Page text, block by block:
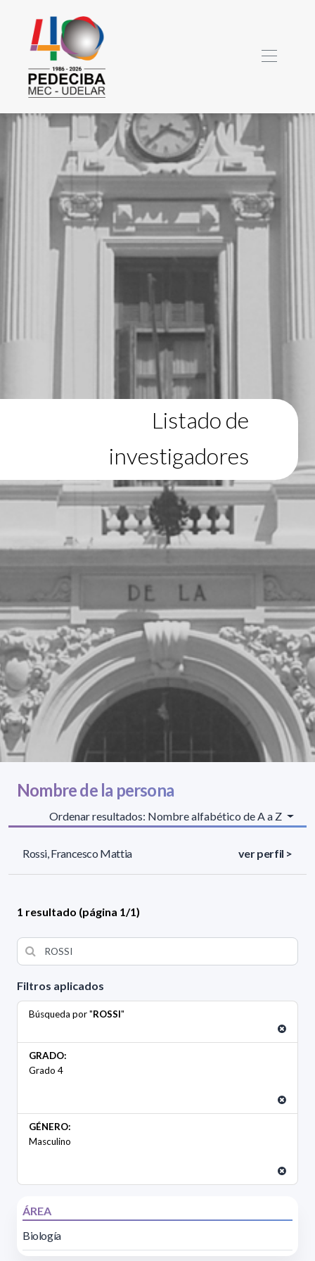
Listado de
investigadores
Filtros aplicados
Búsqueda por "ROSSI"
GRADO:
Grado 4
GÉNERO:
Masculino
ÁREA
Biología
Nombre de la persona
Ordenar resultados: Nombre alfabético de A a Z
Rossi, Francesco Mattia ver perfil >
1 resultado (página 1/1)